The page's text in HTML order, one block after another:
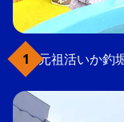
元祖活いか釣